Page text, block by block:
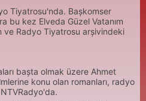
Tiyatrosu'nda. Başkomser
bu kez Elveda Güzel Vatanım
ve Radyo Tiyatrosu arşivindeki
başta olmak üzere Ahmet
konu olan romanları, radyo